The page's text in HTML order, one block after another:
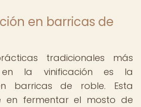
en barricas de
tradicionales más
en la vinificación es la
barricas de roble. Esta
en fermentar el mosto de